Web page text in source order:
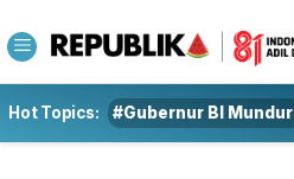
Hot Topics: #Gubernur BI Mundur